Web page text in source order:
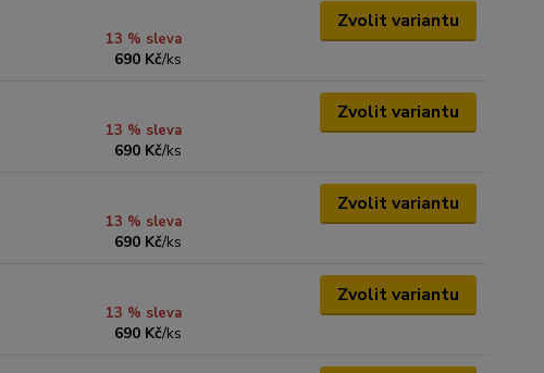
13 % sleva
690 Kč/ks
Zvolit variantu
13 % sleva
690 Kč/ks
Zvolit variantu
13 % sleva
690 Kč/ks
Zvolit variantu
13 % sleva
690 Kč/ks
Zvolit variantu